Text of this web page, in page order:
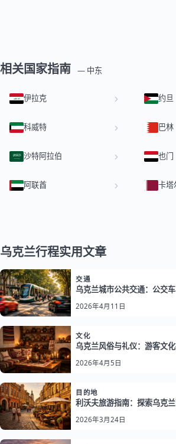
相关国家指南 — 中东
伊拉克 约旦
科威特 巴林
沙特阿拉伯 也门
阿联酋 卡塔
乌克兰行程实用文章
交通
乌克兰城市公共交通：公交
2026年4月11日
文化
乌克兰风俗与礼仪：游客文
2026年4月5日
目的地
利沃夫旅游指南：探索乌克
2026年3月24日